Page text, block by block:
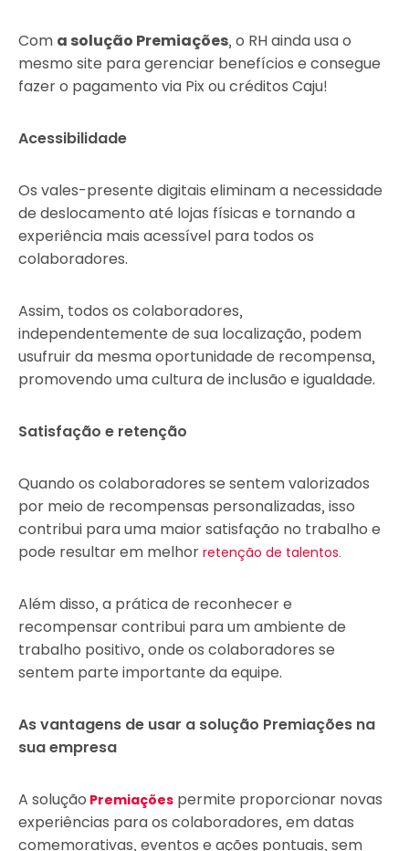
Com a solução Premiações, o RH ainda usa o
mesmo site para gerenciar benefícios e consegue
fazer o pagamento via Pix ou créditos Caju!
Acessibilidade
Os vales-presente digitais eliminam a necessidade
de deslocamento até lojas físicas e tornando a
experiência mais acessível para todos os
colaboradores.
Assim, todos os colaboradores,
independentemente de sua localização, podem
usufruir da mesma oportunidade de recompensa,
promovendo uma cultura de inclusão e igualdade.
Satisfação e retenção
Quando os colaboradores se sentem valorizados
por meio de recompensas personalizadas, isso
contribui para uma maior satisfação no trabalho e
pode resultar em melhor retenção de talentos.
Além disso, a prática de reconhecer e
recompensar contribui para um ambiente de
trabalho positivo, onde os colaboradores se
sentem parte importante da equipe.
As vantagens de usar a solução Premiações na
sua empresa
A solução Premiações permite proporcionar novas
experiências para os colaboradores, em datas
comemorativas, eventos e ações pontuais, sem